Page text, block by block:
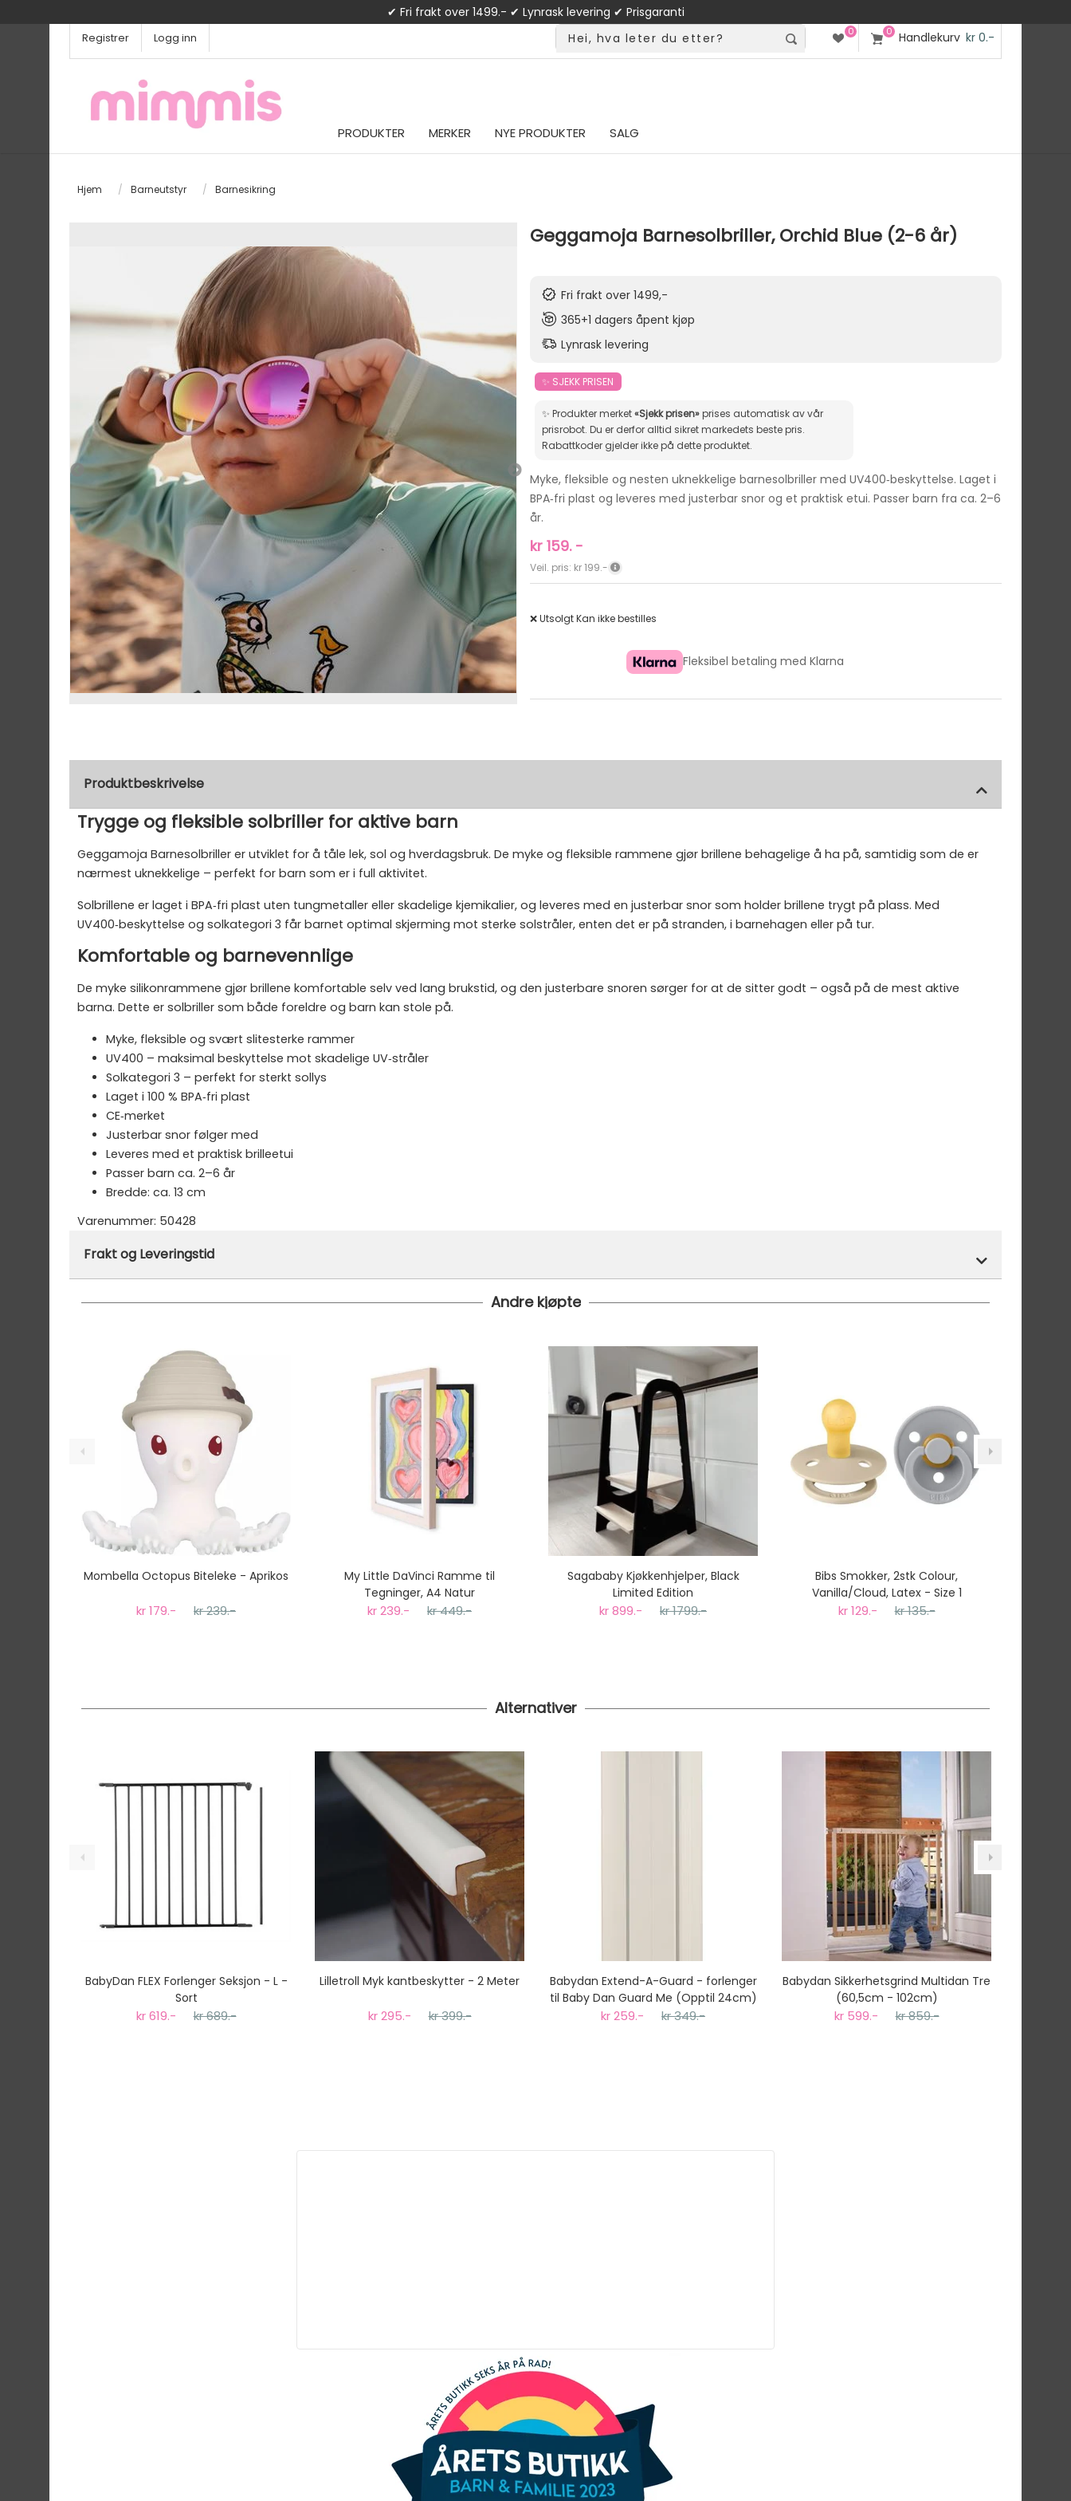
✔ Fri frakt over 1499.- ✔ Lynrask levering ✔ Prisgaranti
Registrer Logg inn 0 0 Handlekurv kr 0.-
PRODUKTER MERKER NYE PRODUKTER SALG
Hjem / Barneutstyr / Barnesikring
Geggamoja Barnesolbriller, Orchid Blue (2-6 år)
Fri frakt over 1499,-
365+1 dagers åpent kjøp
Lynrask levering
✨ SJEKK PRISEN
✨ Produkter merket«Sjekk prisen»prises automatisk av vår
prisrobot. Du er derfor alltid sikret markedets beste pris.
Rabattkoder gjelder ikke på dette produktet.
Myke, fleksible og nesten uknekkelige barnesolbriller med UV400‑beskyttelse. Laget i
BPA‑fri plast og leveres med justerbar snor og et praktisk etui. Passer barn fra ca. 2–6
år.
kr 159.-
Veil. pris: kr 199.-
❌ UtsolgtKan ikke bestilles
Fleksibel betaling med Klarna
Produktbeskrivelse
Trygge og fleksible solbriller for aktive barn
Geggamoja Barnesolbriller er utviklet for å tåle lek, sol og hverdagsbruk. De myke og fleksible rammene gjør brillene behagelige å ha på, samtidig som de er
nærmest uknekkelige – perfekt for barn som er i full aktivitet.
Solbrillene er laget i BPA‑fri plast uten tungmetaller eller skadelige kjemikalier, og leveres med en justerbar snor som holder brillene trygt på plass. Med
UV400‑beskyttelse og solkategori 3 får barnet optimal skjerming mot sterke solstråler, enten det er på stranden, i barnehagen eller på tur.
Komfortable og barnevennlige
De myke silikonrammene gjør brillene komfortable selv ved lang brukstid, og den justerbare snoren sørger for at de sitter godt – også på de mest aktive
barna. Dette er solbriller som både foreldre og barn kan stole på.
Myke, fleksible og svært slitesterke rammer
UV400 – maksimal beskyttelse mot skadelige UV‑stråler
Solkategori 3 – perfekt for sterkt sollys
Laget i 100 % BPA‑fri plast
CE‑merket
Justerbar snor følger med
Leveres med et praktisk brilleetui
Passer barn ca. 2–6 år
Bredde: ca. 13 cm
Varenummer: 50428
Frakt og Leveringstid
Denne varen er ikke lager hos oss, men vil bli bestilt inn til deg og avsendt så snart den kommer inn til lager.
Gjennomsnittlig leveringstid hos Mimmis er en til tre dager fra bestilling til levering.
Vi har fri retur ved bytte.
Andre kjøpte
Mombella Octopus Biteleke - Aprikos
kr 179.- kr 239.-
My Little DaVinci Ramme til
Tegninger, A4 Natur
kr 239.- kr 449.-
Sagababy Kjøkkenhjelper, Black
Limited Edition
kr 899.- kr 1799.-
Bibs Smokker, 2stk Colour,
Vanilla/Cloud, Latex - Size 1
kr 129.- kr 135.-
Alternativer
BabyDan FLEX Forlenger Seksjon - L -
Sort
kr 619.- kr 689.-
Lilletroll Myk kantbeskytter - 2 Meter
kr 295.- kr 399.-
Babydan Extend-A-Guard - forlenger
til Baby Dan Guard Me (Opptil 24cm)
kr 259.- kr 349.-
Babydan Sikkerhetsgrind Multidan Tre
(60,5cm - 102cm)
kr 599.- kr 859.-